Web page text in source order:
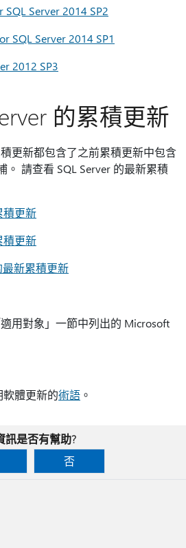
Server 2014 SP2
SQL Server 2014 SP1
2012 SP3
的累積更新
更新都包含了之前累積更新中包含
。 請查看 SQL Server 的最新累積
積更新
積更新
最新累積更新
用對象」一節中列出的 Microsoft
體更新的術語 。
訊是否有幫助?
否